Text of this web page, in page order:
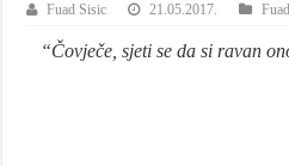
Fuad Sisic 21.05.2017.
“Čovječe, sjeti se da si ravan